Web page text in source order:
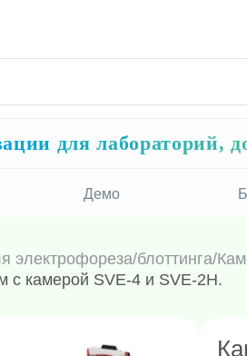
для лабораторий,
Демо
электрофореза/блоттинга/
с камерой SVE-4 и SVE-2H.